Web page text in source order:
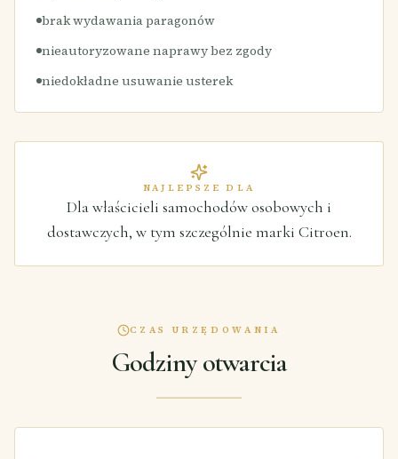
brak wydawania paragonów
nieautoryzowane naprawy bez zgody
niedokładne usuwanie usterek
NAJLEPSZE DLA
Dla właścicieli samochodów osobowych i
dostawczych, w tym szczególnie marki Citroen.
CZAS URZĘDOWANIA
Godziny otwarcia